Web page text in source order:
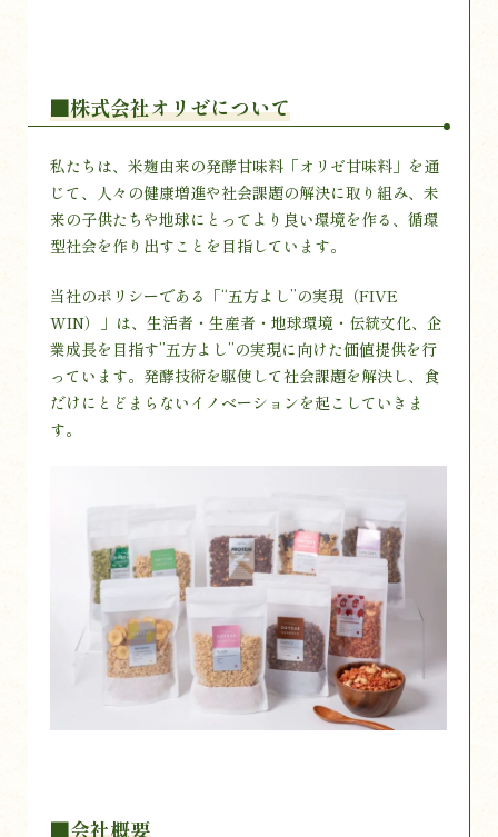
■株式会社オリゼについて
私たちは、米麹由来の発酵甘味料「オリゼ甘味料」を通
じて、人々の健康増進や社会課題の解決に取り組み、未
来の子供たちや地球にとってより良い環境を作る、循環
型社会を作り出すことを目指しています。
当社のポリシーである「“五方よし”の実現（FIVE
WIN）」は、生活者・生産者・地球環境・伝統文化、企
業成長を目指す”五方よし”の実現に向けた価値提供を行
っています。発酵技術を駆使して社会課題を解決し、食
だけにとどまらないイノベーションを起こしていきま
す。
■会社概要